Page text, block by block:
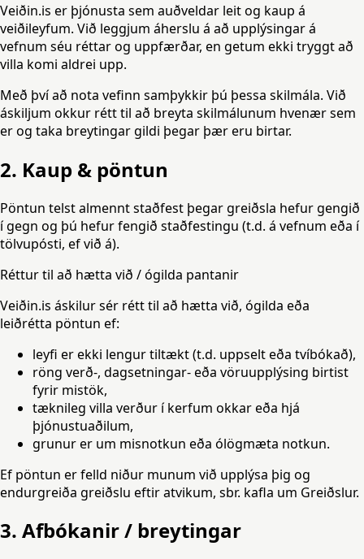
Veiðin.is er þjónusta sem auðveldar leit og kaup á
veiðileyfum. Við leggjum áherslu á að upplýsingar á
vefnum séu réttar og uppfærðar, en getum ekki tryggt að
villa komi aldrei upp.
Með því að nota vefinn samþykkir þú þessa skilmála. Við
áskiljum okkur rétt til að breyta skilmálunum hvenær sem
er og taka breytingar gildi þegar þær eru birtar.
2. Kaup & pöntun
Pöntun telst almennt staðfest þegar greiðsla hefur gengið
í gegn og þú hefur fengið staðfestingu (t.d. á vefnum eða í
tölvupósti, ef við á).
Réttur til að hætta við / ógilda pantanir
Veiðin.is áskilur sér rétt til að hætta við, ógilda eða
leiðrétta pöntun ef:
leyfi er ekki lengur tiltækt (t.d. uppselt eða tvíbókað),
röng verð-, dagsetningar- eða vöruupplýsing birtist
fyrir mistök,
tæknileg villa verður í kerfum okkar eða hjá
þjónustuaðilum,
grunur er um misnotkun eða ólögmæta notkun.
Ef pöntun er felld niður munum við upplýsa þig og
endurgreiða greiðslu eftir atvikum, sbr. kafla um Greiðslur.
3. Afbókanir / breytingar